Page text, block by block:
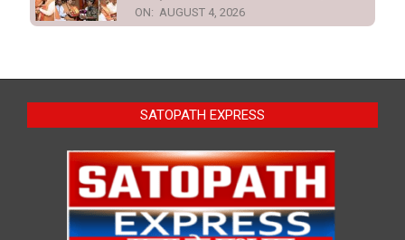
ON: AUGUST 4, 2026
SATOPATH EXPRESS